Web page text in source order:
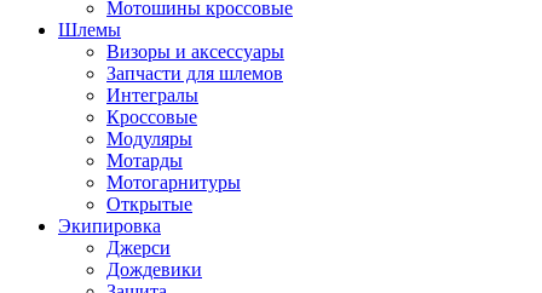
Мотошины кроссовые
Шлемы
Визоры и аксессуары
Запчасти для шлемов
Интегралы
Кроссовые
Модуляры
Мотарды
Мотогарнитуры
Открытые
Экипировка
Джерси
Дождевики